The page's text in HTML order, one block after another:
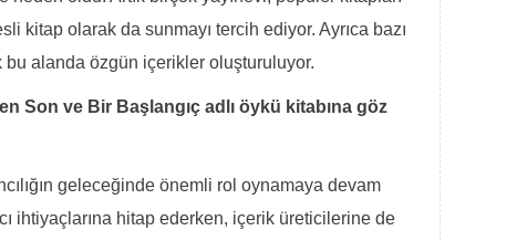
kitap olarak da sunmayı tercih ediyor. Ayrıca bazı
bu alanda özgün içerikler oluşturuluyor.
Son ve Bir Başlangıç adlı öykü kitabına göz
geleceğinde önemli rol oynamaya devam
ihtiyaçlarına hitap ederken, içerik üreticilerine de